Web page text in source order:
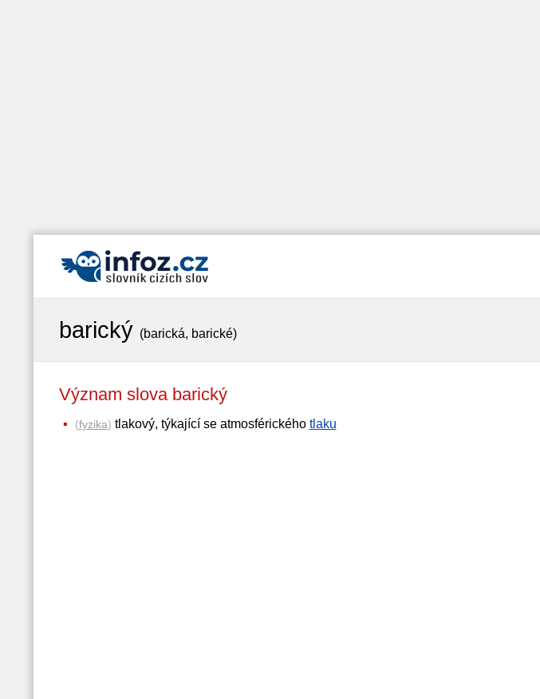
barický (barická, barické)
Význam slova barický
(fyzika) tlakový, týkající se atmosférického tlaku